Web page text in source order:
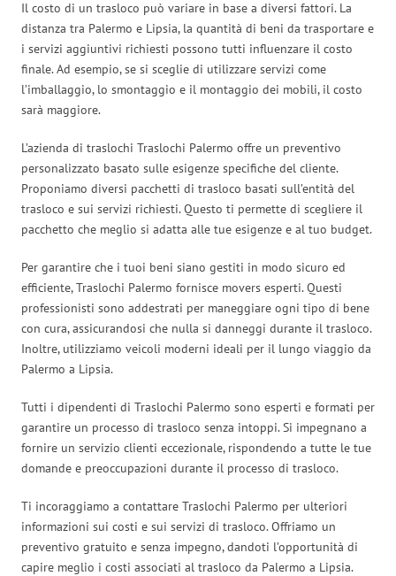
Il costo di un trasloco può variare in base a diversi fattori. La
distanza tra Palermo e Lipsia, la quantità di beni da trasportare e
i servizi aggiuntivi richiesti possono tutti influenzare il costo
finale. Ad esempio, se si sceglie di utilizzare servizi come
l’imballaggio, lo smontaggio e il montaggio dei mobili, il costo
sarà maggiore.
L’azienda di traslochi Traslochi Palermo offre un preventivo
personalizzato basato sulle esigenze specifiche del cliente.
Proponiamo diversi pacchetti di trasloco basati sull’entità del
trasloco e sui servizi richiesti. Questo ti permette di scegliere il
pacchetto che meglio si adatta alle tue esigenze e al tuo budget.
Per garantire che i tuoi beni siano gestiti in modo sicuro ed
efficiente, Traslochi Palermo fornisce movers esperti. Questi
professionisti sono addestrati per maneggiare ogni tipo di bene
con cura, assicurandosi che nulla si danneggi durante il trasloco.
Inoltre, utilizziamo veicoli moderni ideali per il lungo viaggio da
Palermo a Lipsia.
Tutti i dipendenti di Traslochi Palermo sono esperti e formati per
garantire un processo di trasloco senza intoppi. Si impegnano a
fornire un servizio clienti eccezionale, rispondendo a tutte le tue
domande e preoccupazioni durante il processo di trasloco.
Ti incoraggiamo a contattare Traslochi Palermo per ulteriori
informazioni sui costi e sui servizi di trasloco. Offriamo un
preventivo gratuito e senza impegno, dandoti l’opportunità di
capire meglio i costi associati al trasloco da Palermo a Lipsia.